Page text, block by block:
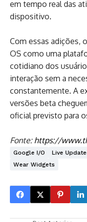
em tempo real das
dispositivo.
Com essas adições,
OS como uma
cotidiano dos
interação sem a
constantemente. A
versões beta
oficial previsto para
Fonte: https://
Google I/O Live
Wear Widgets